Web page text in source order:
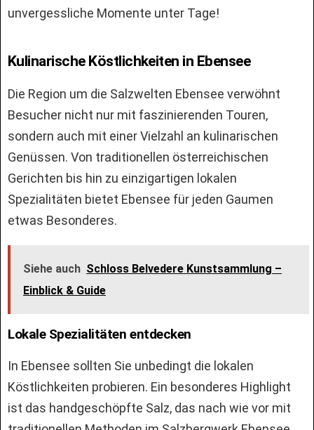
unvergessliche Momente unter Tage!
Kulinarische Köstlichkeiten in Ebensee
Die Region um die Salzwelten Ebensee verwöhnt
Besucher nicht nur mit faszinierenden Touren,
sondern auch mit einer Vielzahl an kulinarischen
Genüssen. Von traditionellen österreichischen
Gerichten bis hin zu einzigartigen lokalen
Spezialitäten bietet Ebensee für jeden Gaumen
etwas Besonderes.
Siehe auch Schloss Belvedere Kunstsammlung –
Einblick & Guide
Lokale Spezialitäten entdecken
In Ebensee sollten Sie unbedingt die lokalen
Köstlichkeiten probieren. Ein besonderes Highlight
ist das handgeschöpfte Salz, das nach wie vor mit